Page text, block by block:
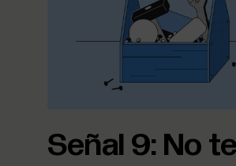
Señal 9: No